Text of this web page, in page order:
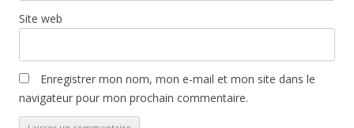
Site web
Enregistrer mon nom, mon e-mail et mon site dans le
navigateur pour mon prochain commentaire.